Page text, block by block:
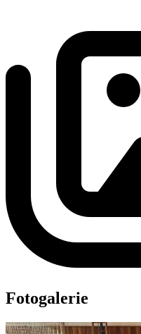
Fotogalerie